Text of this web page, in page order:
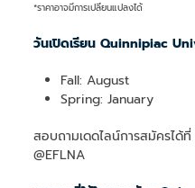
*ราคาอาจมีการเปลี่ยนแปลงได้
วันเปิดเรียน Quinnipiac
Fall: August
Spring: January
สอบถามเดดไลน์การสมัครได้ที่
@EFLNA